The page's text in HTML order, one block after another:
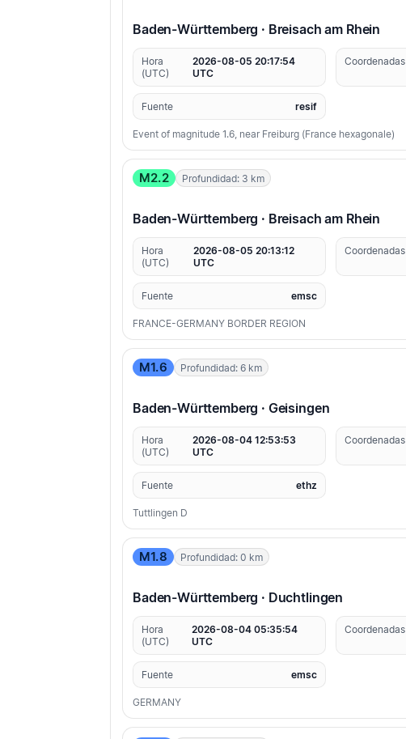
Baden-Württemberg · Breisach am Rhein
Hora
(UTC)
2026-08-05 20:17:54
UTC
Coordenadas
Fuente resif
Event of magnitude 1.6, near Freiburg (France hexagonale)
M2.2 Profundidad: 3 km
Baden-Württemberg · Breisach am Rhein
Hora
(UTC)
2026-08-05 20:13:12
UTC
Coordenadas
Fuente emsc
FRANCE-GERMANY BORDER REGION
M1.6 Profundidad: 6 km
Baden-Württemberg · Geisingen
Hora
(UTC)
2026-08-04 12:53:53
UTC
Coordenadas
Fuente ethz
Tuttlingen D
M1.8 Profundidad: 0 km
Baden-Württemberg · Duchtlingen
Hora
(UTC)
2026-08-04 05:35:54
UTC
Coordenadas
Fuente emsc
GERMANY